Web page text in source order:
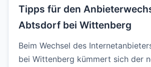
Tipps für den
Abtsdorf bei Wittenberg
Beim Wechsel des
bei Wittenberg kümmert sich der